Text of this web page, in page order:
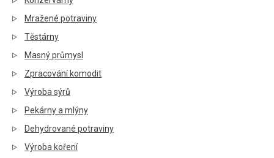
Mražené potraviny
Těstárny
Masný průmysl
Zpracování komodit
Výroba sýrů
Pekárny a mlýny
Dehydrované potraviny
Výroba koření